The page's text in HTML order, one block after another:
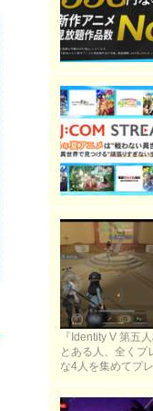
『Identity V 第五
とある人、全くプ
な4人を集めてプ